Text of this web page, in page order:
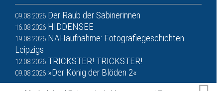
09.08.2026 Der Raub der Sabinerinnen
16.08.2026 HIDDENSEE
19.08.2026 NAHaufnahme: Fotografiegeschichten
Leipzigs
12.08.2026 TRICKSTER! TRICKSTER!
09.08.2026 »Der König der Blöden 2«